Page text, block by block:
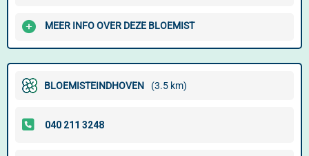
MEER INFO OVER DEZE BLOEMIST
BLOEMISTEINDHOVEN (3.5 km)